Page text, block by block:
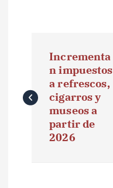
v
Incrementa
n impuestos
a refrescos,
cigarros y
museos a
partir de
2026